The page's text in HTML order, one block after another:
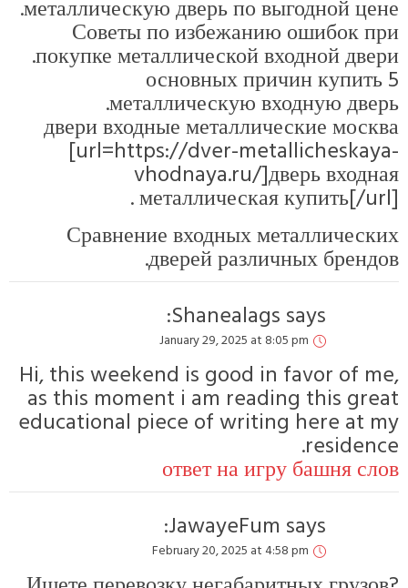
металлическую дверь по
Советы по избежанию
покупке металлической
5 основных причин
металлическую
двери входные
[url=https://dver-
vhodnaya.ru/]дверь
металлическая
Сравнение входных
дверей различных
Shanealags
January 29, 2025 at 8:05 pm
Hi, this weekend is good in
as this moment i am reading
educational piece of writing
ответ на игру
JawayeFum
February 20, 2025 at 4:58 pm